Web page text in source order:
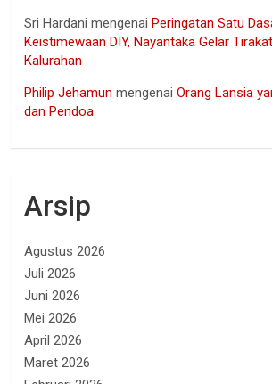
Sri Hardani mengenaiPeringatan Satu
Keistimewaan DIY, Nayantaka Gelar
Kalurahan
Philip Jehamun mengenaiOrang Lansia
dan Pendoa
Arsip
Agustus 2026
Juli 2026
Juni 2026
Mei 2026
April 2026
Maret 2026